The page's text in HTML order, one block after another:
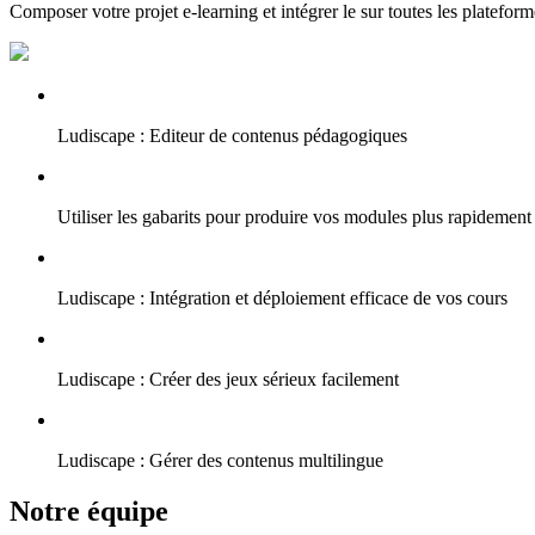
Composer votre projet e-learning et intégrer le sur toutes les
Ludiscape : Editeur de contenus pédagogiques
Utiliser les gabarits pour produire vos modules plus rapidement
Ludiscape : Intégration et déploiement efficace de vos cours
Ludiscape : Créer des jeux sérieux facilement
Ludiscape : Gérer des contenus multilingue
Notre équipe